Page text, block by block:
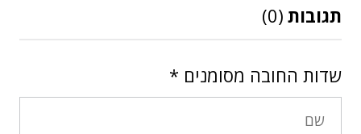
תגובות (0)
שדות החובה מסומנים *